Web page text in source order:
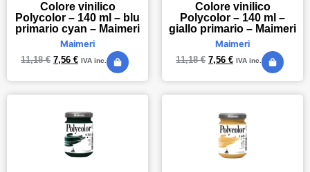
Colore vinilico
Polycolor – 140 ml – blu
primario cyan – Maimeri
Maimeri
11,18€ 7,56 € IVA inc.
Colore vinilico
Polycolor – 140 ml –
giallo primario – Maimeri
Maimeri
11,18€ 7,56 € IVA inc.